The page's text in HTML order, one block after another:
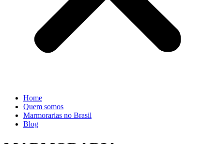
Home
Quem somos
Marmorarias no Brasil
Blog